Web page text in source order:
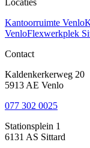
Locaties
Kantoorruimte Venlo
VenloFlexwerkplek
Contact
Kaldenkerkerweg 20
5913 AE Venlo
077 302 0025
Stationsplein 1
6131 AS Sittard